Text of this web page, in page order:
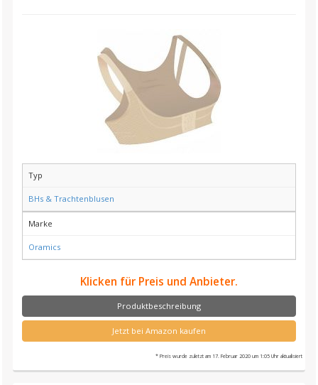
Typ
BHs & Trachtenblusen
Marke
Oramics
Klicken für Preis und Anbieter.
Produktbeschreibung
Jetzt bei Amazon kaufen
* Preis wurde zuletzt am 17. Februar 2020 um 1:05 Uhr aktualisiert